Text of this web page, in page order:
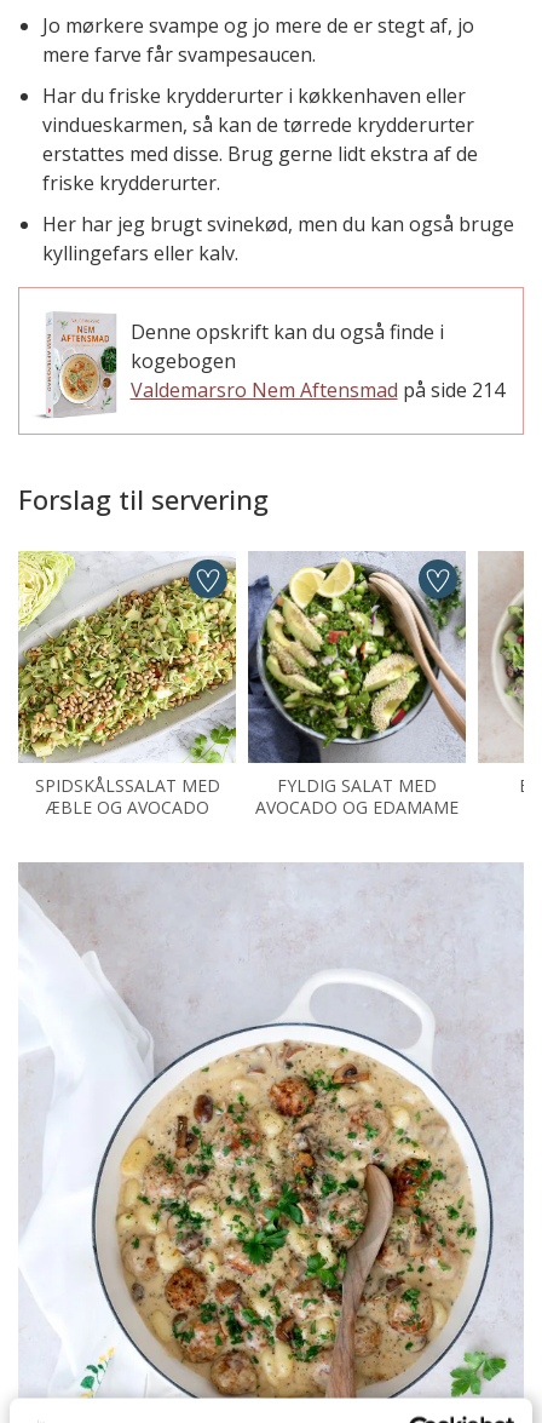
Jo mørkere svampe og jo mere de er stegt af, jo
mere farve får svampesaucen.
Har du friske krydderurter i køkkenhaven eller
vindueskarmen, så kan de tørrede krydderurter
erstattes med disse. Brug gerne lidt ekstra af de
friske krydderurter.
Her har jeg brugt svinekød, men du kan også bruge
kyllingefars eller kalv.
Denne opskrift kan du også finde i
kogebogen
Valdemarsro Nem Aftensmad på side 214
Forslag til servering
SPIDSKÅLSSALAT MED
ÆBLE OG AVOCADO
FYLDIG SALAT MED
AVOCADO OG EDAMAME